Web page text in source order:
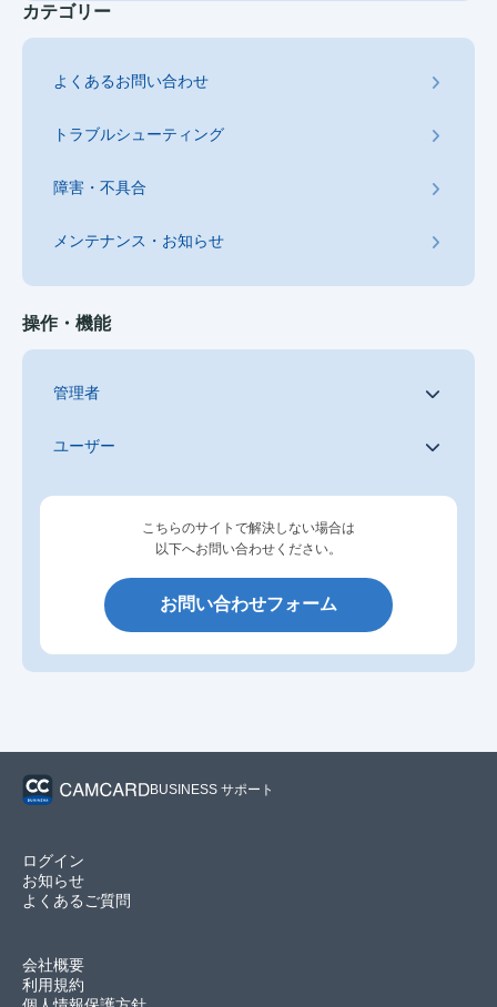
カテゴリー
よくあるお問い合わせ
トラブルシューティング
障害・不具合
メンテナンス・お知らせ
操作・機能
管理者
ユーザー
こちらのサイトで解決しない場合は
以下へお問い合わせください。
お問い合わせフォーム
BUSINESS サポート
ログイン
お知らせ
よくあるご質問
会社概要
利用規約